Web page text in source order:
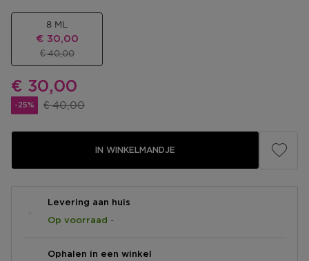
8 ML
Kortingsprijs
€ 30,00
Productprijs
€ 40,00
Kortingsprijs
€ 30,00
-25% Productprijs
€ 40,00
IN WINKELMANDJE
Levering aan huis
Op voorraad -
Ophalen in een winkel